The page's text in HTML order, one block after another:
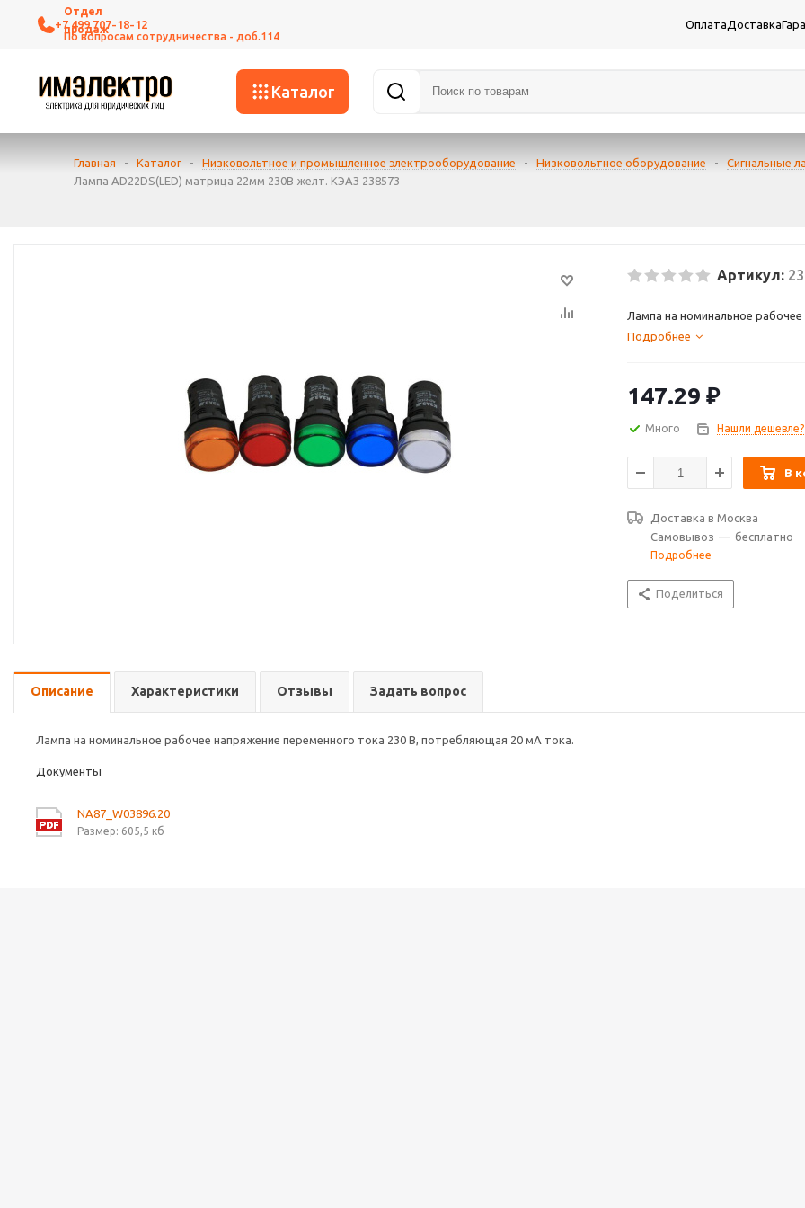
+7 499 707-18-12 ОплатаДоставка
Каталог
Главная - Каталог - Низковольтное и промышленное электрооборудование - Низковольтное оборудование - Сигнальные
Лампа AD22DS(LED) матрица 22мм 230В желт. КЭАЗ 238573
Артикул:
Лампа на номинальное
Подробнее
147.29 ₽
Много Нашли дешевле?
В
Доставка в Москва
Самовывоз — бесплатно
Подробнее
Поделиться
Описание Характеристики Отзывы Задать вопрос
Лампа на номинальное рабочее напряжение переменного тока 230 В, потребляющая 20 мА тока.
Документы
NA87_W03896.20
Размер: 605,5 кб